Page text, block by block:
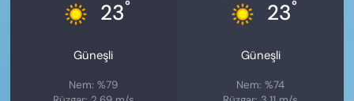
23°
Güneşli
Nem: %79
23°
Güneşli
Nem: %74